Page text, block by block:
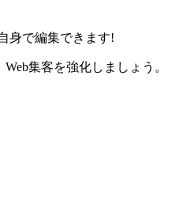
身で編集できます!
集客を強化しましょう。